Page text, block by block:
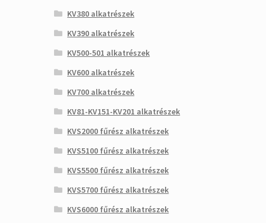
KV380 alkatrészek
KV390 alkatrészek
KV500-501 alkatrészek
KV600 alkatrészek
KV700 alkatrészek
KV81-KV151-KV201 alkatrészek
KVS2000 fűrész alkatrészek
KVS5100 fűrész alkatrészek
KVS5500 fűrész alkatrészek
KVS5700 fűrész alkatrészek
KVS6000 fűrész alkatrészek